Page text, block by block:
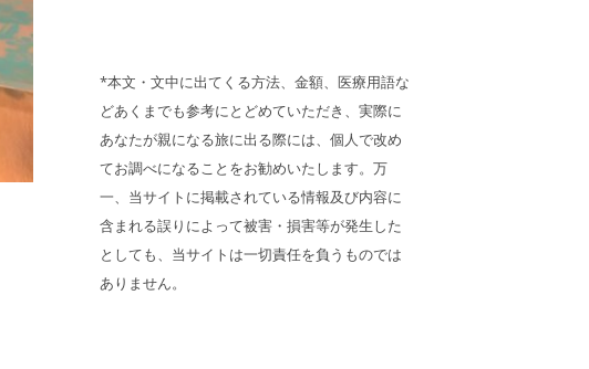
*本文・文中に出てくる方法、金額、医療用語な
どあくまでも参考にとどめていただき、実際に
あなたが親になる旅に出る際には、個人で改め
てお調べになることをお勧めいたします。万
一、当サイトに掲載されている情報及び内容に
含まれる誤りによって被害・損害等が発生した
としても、当サイトは一切責任を負うものでは
ありません。